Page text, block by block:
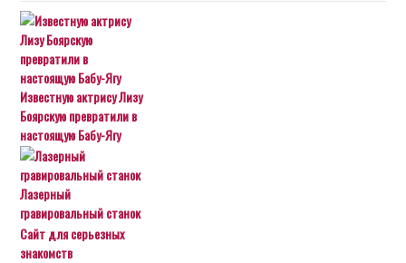
Известную актрису Лизу
Боярскую превратили в
настоящую Бабу-Ягу
Лазерный
гравировальный станок
Сайт для серьезных
знакомств